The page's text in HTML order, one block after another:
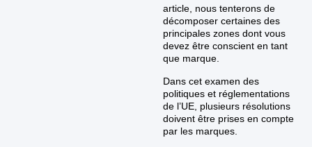
article, nous tenterons de
décomposer certaines des
principales zones dont vous
devez être conscient en tant
que marque.
Dans cet examen des
politiques et réglementations
de l’UE, plusieurs résolutions
doivent être prises en compte
par les marques.